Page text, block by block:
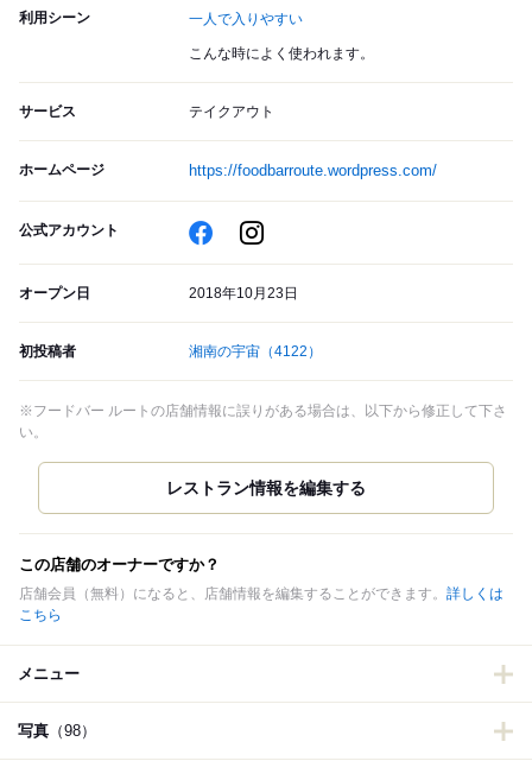
利用シーン 一人で入りやすい
こんな時によく使われます。
サービス テイクアウト
ホームページ https://foodbarroute.wordpress.com/
公式アカウント
オープン日 2018年10月23日
初投稿者 湘南の宇宙 （4122）
※フードバー ルートの店舗情報に誤りがある場合は、以下から修正して下さ
い。
この店舗のオーナーですか？
店舗会員（無料）になると、店舗情報を編集することができます。 詳しくは
こちら
メニュー
写真 （98）